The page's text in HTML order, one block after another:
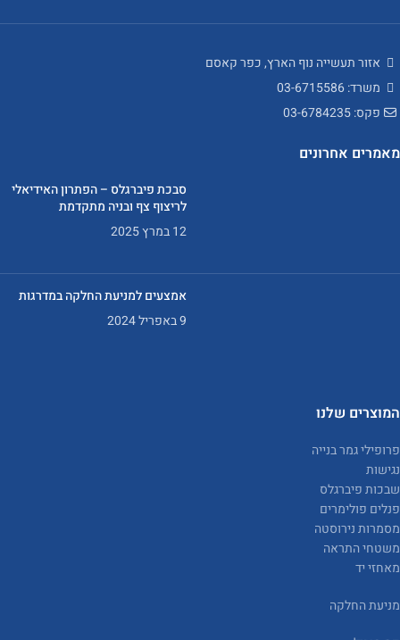
אזור תעשייה נוף הארץ, כפר קאסם
משרד: 03-6715586
פקס: 03-6784235
מאמרים אחרונים
סבכת פיברגלס – הפתרון האידיאלי
לריצוף צף ובניה מתקדמת
12 במרץ 2025
אמצעים למניעת החלקה במדרגות
9 באפריל 2024
המוצרים שלנו
פרופילי גמר בנייה
נגישות
שבכות פיברגלס
פנלים פולימרים
מסמרות נירוסטה
משטחי התראה
מאחזי יד
מניעת החלקה